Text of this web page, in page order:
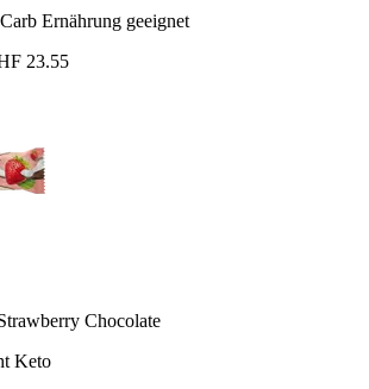
Ernährung geeignet
23.55
Chocolate
Keto